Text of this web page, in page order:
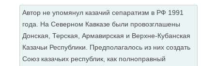
Автор не упомянул казачий сепаратизм в РФ 1991
года. На Северном Кавказе были провозглашены
Донская, Терская, Армавирская и Верхне-Кубанская
Казачьи Республики. Предполагалось из них создать
Союз казачьих республик, как полноправный